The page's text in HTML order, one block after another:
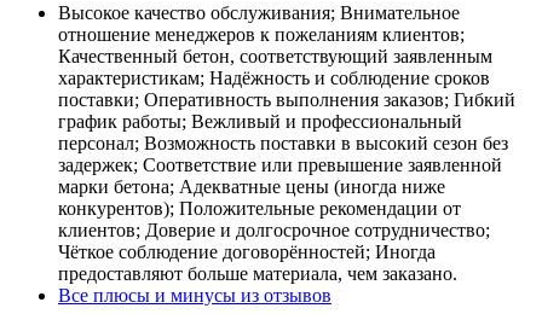
Высокое качество обслуживания; Внимательное
отношение менеджеров к пожеланиям клиентов;
Качественный бетон, соответствующий заявленным
характеристикам; Надёжность и соблюдение сроков
поставки; Оперативность выполнения заказов; Гибкий
график работы; Вежливый и профессиональный
персонал; Возможность поставки в высокий сезон без
задержек; Соответствие или превышение заявленной
марки бетона; Адекватные цены (иногда ниже
конкурентов); Положительные рекомендации от
клиентов; Доверие и долгосрочное сотрудничество;
Чёткое соблюдение договорённостей; Иногда
предоставляют больше материала, чем заказано.
Все плюсы и минусы из отзывов